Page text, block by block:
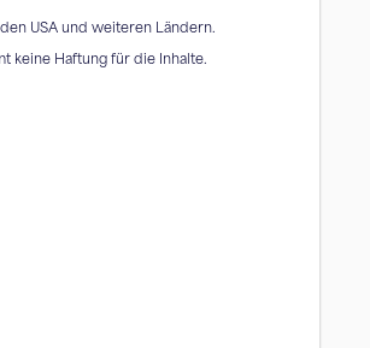
USA und weiteren Ländern.
keine Haftung für die Inhalte.